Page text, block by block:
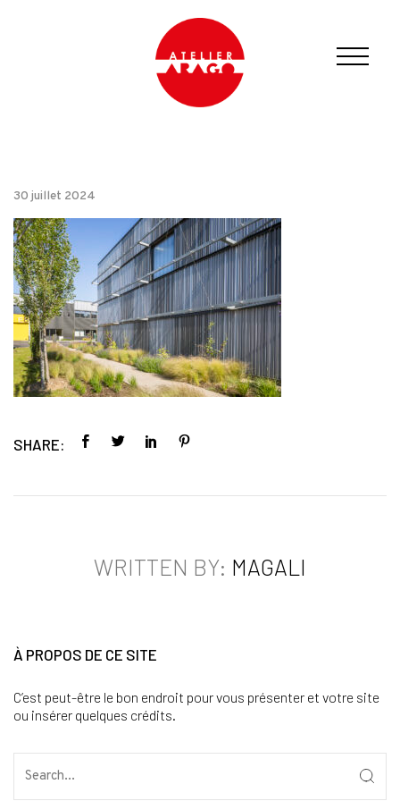
30 juillet 2024
SHARE:
WRITTEN BY: MAGALI
À PROPOS DE CE SITE
C’est peut-être le bon endroit pour vous présenter et votre site
ou insérer quelques crédits.